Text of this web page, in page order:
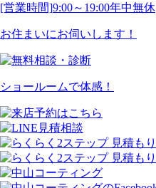
[営業時間]9:00～19:00年中無休
お住まいにお伺いします！
ショールームで体感！